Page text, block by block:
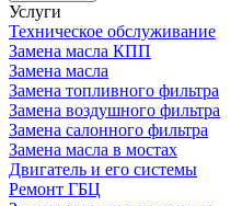
Услуги
Техническое обслуживание
Замена масла КПП
Замена масла
Замена топливного фильтра
Замена воздушного фильтра
Замена салонного фильтра
Замена масла в мостах
Двигатель и его системы
Ремонт ГБЦ